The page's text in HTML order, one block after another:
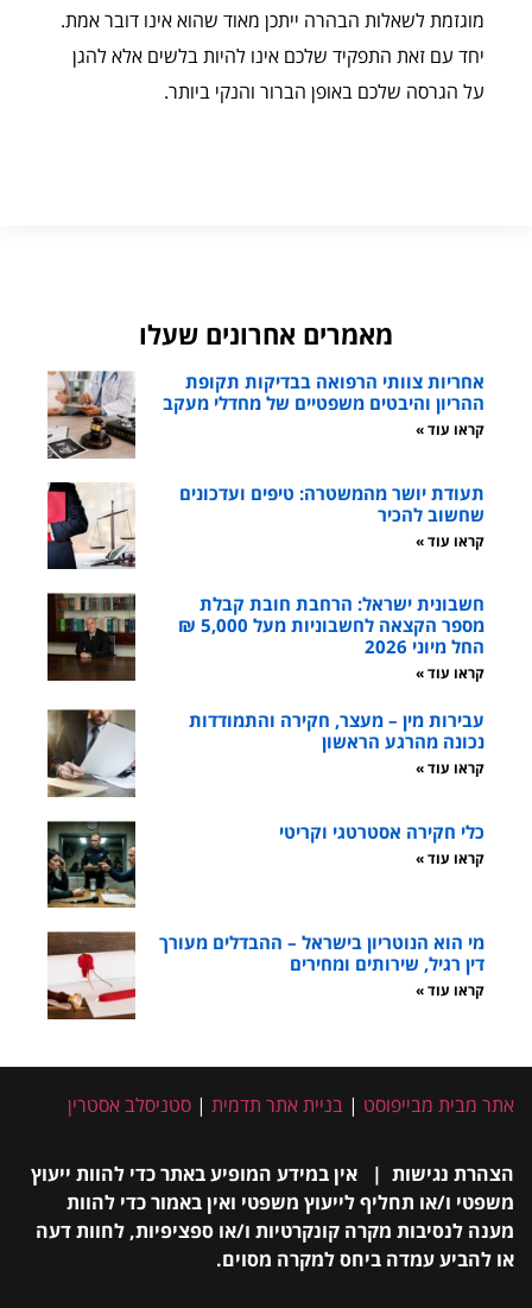
מוגזמת לשאלות הבהרה ייתכן מאוד שהוא אינו דובר אמת.
יחד עם זאת התפקיד שלכם אינו להיות בלשים אלא להגן
על הגרסה שלכם באופן הברור והנקי ביותר.
מאמרים אחרונים שעלו
אחריות צוותי הרפואה בבדיקות תקופת
ההריון והיבטים משפטיים של מחדלי מעקב
קראו עוד »
תעודת יושר מהמשטרה: טיפים ועדכונים
שחשוב להכיר
קראו עוד »
חשבונית ישראל: הרחבת חובת קבלת
מספר הקצאה לחשבוניות מעל 5,000 ₪
החל מיוני 2026
קראו עוד »
עבירות מין – מעצר, חקירה והתמודדות
נכונה מהרגע הראשון
קראו עוד »
כלי חקירה אסטרטגי וקריטי
קראו עוד »
מי הוא הנוטריון בישראל – ההבדלים מעורך
דין רגיל, שירותים ומחירים
קראו עוד »
אתר מבית מבייפוסט | בניית אתר תדמית | סטניסלב אסטרין
הצהרת נגישות | אין במידע המופיע באתר כדי להוות ייעוץ
משפטי ו/או תחליף לייעוץ משפטי ואין באמור כדי להוות
מענה לנסיבות מקרה קונקרטיות ו/או ספציפיות, לחוות דעה
או להביע עמדה ביחס למקרה מסוים.